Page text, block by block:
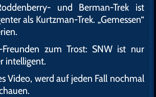
und Berman-Trek ist
als Kurtzman-Trek. „Gemessen“
Freunden zum Trost: SNW ist nur
intelligent.
Video, werd auf jeden Fall nochmal